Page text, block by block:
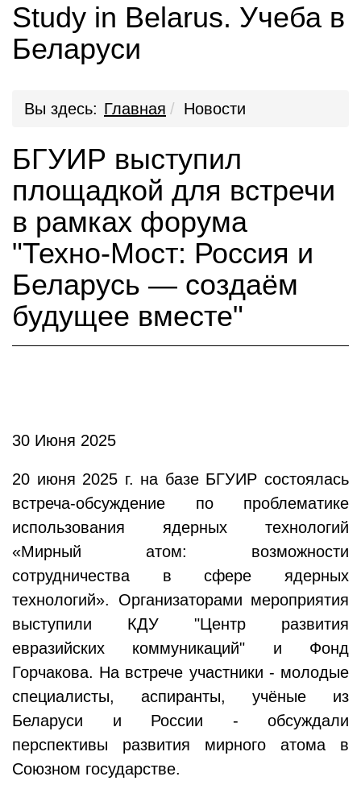
Study in Belarus. Учеба в
Беларуси
Вы здесь: Главная Новости
БГУИР выступил
площадкой для встречи
в рамках форума
"Техно-Мост: Россия и
Беларусь — создаём
будущее вместе"
30 Июня 2025
20 июня 2025 г. на базе БГУИР состоялась
встреча-обсуждение по проблематике
использования ядерных технологий
«Мирный атом: возможности
сотрудничества в сфере ядерных
технологий». Организаторами мероприятия
выступили КДУ "Центр развития
евразийских коммуникаций" и Фонд
Горчакова. На встрече участники - молодые
специалисты, аспиранты, учёные из
Беларуси и России - обсуждали
перспективы развития мирного атома в
Союзном государстве.